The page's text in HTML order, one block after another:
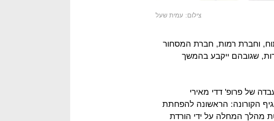
צילום: עמית שעל
וחברת רמות, חברת המסחור
שגובהם ייקבע בהמשך
של פרופ' דדי מאירי
הקורונה: הראשונה להפחתת
מהלך המחלה על ידי הורדת